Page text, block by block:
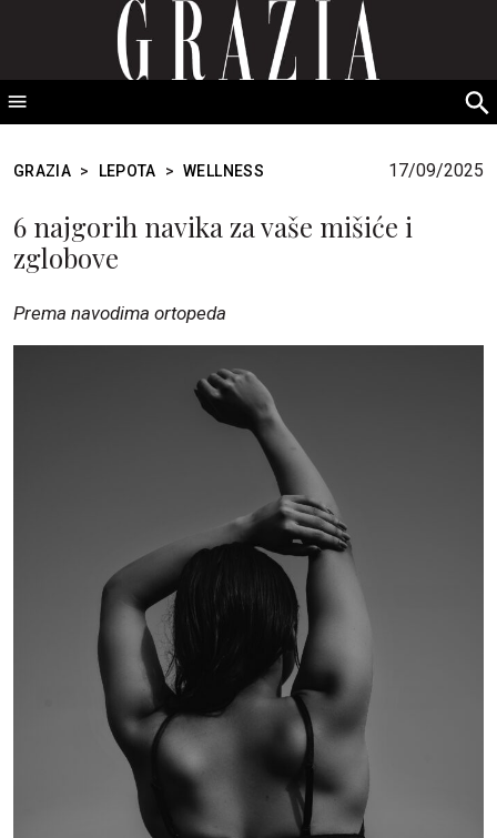
GRAZIA Srbija
GRAZIA > LEPOTA > WELLNESS 17/09/2025
6 najgorih navika za vaše mišiće i
zglobove
Prema navodima ortopeda